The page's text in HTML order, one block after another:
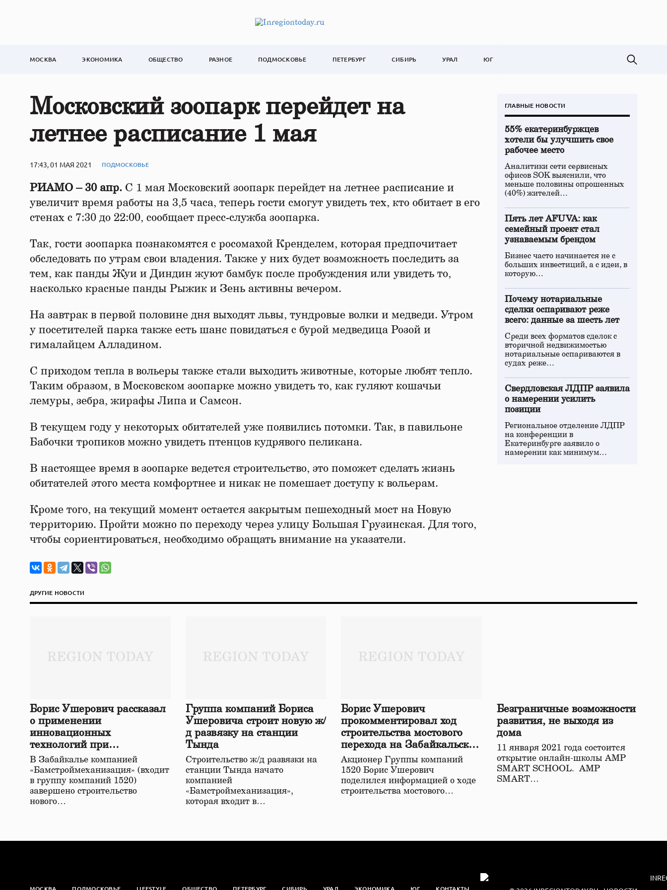
МОСКВА ЭКОНОМИКА ОБЩЕСТВО РАЗНОЕ ПОДМОСКОВЬЕ ПЕТЕРБУРГ СИБИРЬ УРАЛ ЮГ
Московский зоопарк перейдет на
летнее расписание 1 мая
17:43, 01 МАЯ 2021 ПОДМОСКОВЬЕ
РИАМО – 30 апр. С 1 мая Московский зоопарк перейдет на летнее расписание и
увеличит время работы на 3,5 часа, теперь гости смогут увидеть тех, кто обитает в его
стенах с 7:30 до 22:00, сообщает пресс-служба зоопарка.
Так, гости зоопарка познакомятся с росомахой Кренделем, которая предпочитает
обследовать по утрам свои владения. Также у них будет возможность последить за
тем, как панды Жуи и Диндин жуют бамбук после пробуждения или увидеть то,
насколько красные панды Рыжик и Зень активны вечером.
На завтрак в первой половине дня выходят львы, тундровые волки и медведи. Утром
у посетителей парка также есть шанс повидаться с бурой медведица Розой и
гималайцем Алладином.
С приходом тепла в вольеры также стали выходить животные, которые любят тепло.
Таким образом, в Московском зоопарке можно увидеть то, как гуляют кошачьи
лемуры, зебра, жирафы Липа и Самсон.
В текущем году у некоторых обитателей уже появились потомки. Так, в павильоне
Бабочки тропиков можно увидеть птенцов кудрявого пеликана.
В настоящее время в зоопарке ведется строительство, это поможет сделать жизнь
обитателей этого места комфортнее и никак не помешает доступу к вольерам.
Кроме того, на текущий момент остается закрытым пешеходный мост на Новую
территорию. Пройти можно по переходу через улицу Большая Грузинская. Для того,
чтобы сориентироваться, необходимо обращать внимание на указатели.
ГЛАВНЫЕ НОВОСТИ
55% екатеринбуржцев
хотели бы улучшить свое
рабочее место
Аналитики сети сервисных
офисов SOK выяснили, что
меньше половины опрошенных
(40%) жителей…
Пять лет AFUVA: как
семейный проект стал
узнаваемым брендом
Бизнес часто начинается не с
больших инвестиций, а с идеи, в
которую…
Почему нотариальные
сделки оспаривают реже
всего: данные за шесть лет
Среди всех форматов сделок с
вторичной недвижимостью
нотариальные оспариваются в
судах реже…
Свердловская ЛДПР заявила
о намерении усилить
позиции
Региональное отделение ЛДПР
на конференции в
Екатеринбурге заявило о
намерении как минимум…
ДРУГИЕ НОВОСТИ
Борис Ушерович рассказал
о применении
инновационных
технологий при
строительстве нового моста
в Забайкалье
В Забайкалье компанией
«Бамстроймеханизация» (входит
в группу компаний 1520)
завершено строительство
нового…
Группа компаний Бориса
Ушеровича строит новую ж/
д развязку на станции
Тында
Строительство ж/д развязки на
станции Тында начато
компанией
«Бамстроймеханизация»,
которая входит в…
Борис Ушерович
прокомментировал ход
строительства мостового
перехода на Забайкальской
железной дороге
Акционер Группы компаний
1520 Борис Ушерович
поделился информацией о ходе
строительства мостового…
Безграничные возможности
развития, не выходя из
дома
11 января 2021 года состоится
открытие онлайн-школы АМР
SMART SCHOOL. АМР
SMART…